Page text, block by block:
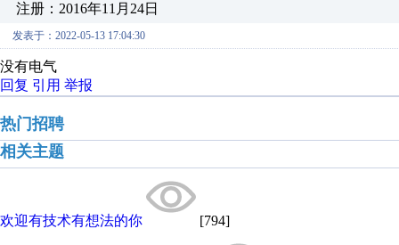
注册：2016年11月24日
发表于：2022-05-13 17:04:30
没有电气
回复 引用 举报
热门招聘
相关主题
欢迎有技术有想法的你 [794]